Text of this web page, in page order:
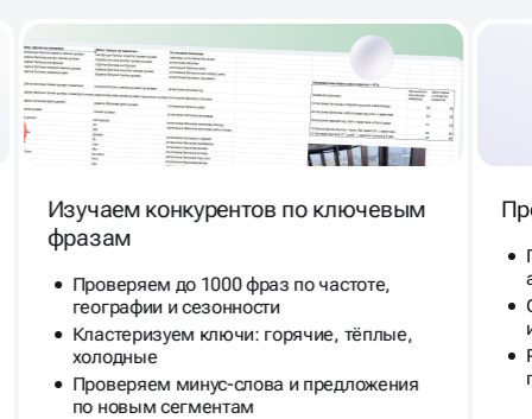
Изучаем конкурентов по ключевым
фразам
Проверяем до 1000 фраз по частоте,
географии и сезонности
Кластеризуем ключи: горячие, тёплые,
холодные
Проверяем минус-слова и предложения
по новым сегментам